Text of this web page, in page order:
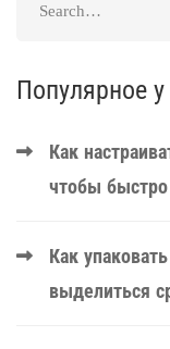
Популярное
Как
чтобы
Как
выделиться